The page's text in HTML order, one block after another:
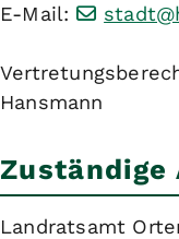
E-Mail:
Hansmann
Landratsamt